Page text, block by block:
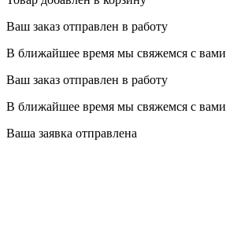
Ваш заказ отправлен в работу
В ближайшее время мы свяжемся с вами
Ваш заказ отправлен в работу
В ближайшее время мы свяжемся с вами
Ваша заявка отправлена